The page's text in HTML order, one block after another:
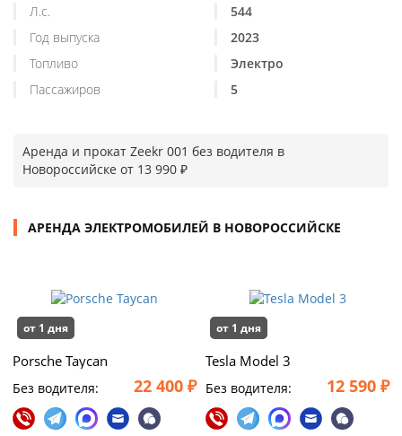
Л.с.
544
Год выпуска
2023
Топливо
Электро
Пассажиров
5
Аренда и прокат Zeekr 001 без водителя в
Новороссийске от 13 990 ₽
АРЕНДА ЭЛЕКТРОМОБИЛЕЙ В НОВОРОССИЙСКЕ
от 1 дня
Porsche Taycan
Без водителя: 22 400 ₽
от 1 дня
Tesla Model 3
Без водителя: 12 590 ₽